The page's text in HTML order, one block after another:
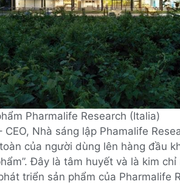
Pharmalife Research (Italia)
CEO, Nhà sáng lập Phamalife
của người dùng lên hàng đầu
Đây là tâm huyết và là kim
triển sản phẩm của Pharmalife